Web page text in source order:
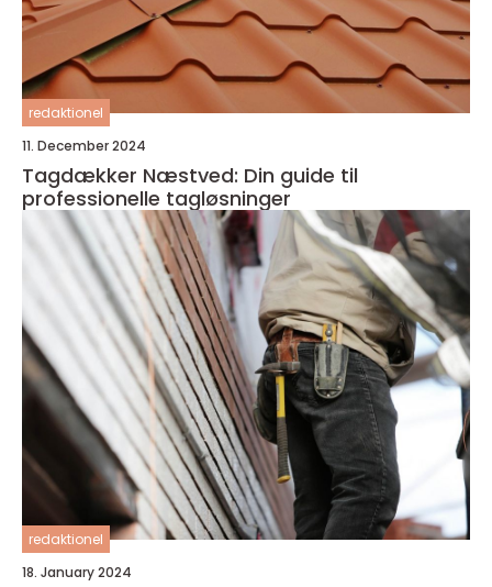
redaktionel
11. December 2024
Tagdækker Næstved: Din guide til
professionelle tagløsninger
redaktionel
18. January 2024